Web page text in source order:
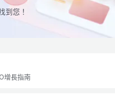
到您！
增長指南